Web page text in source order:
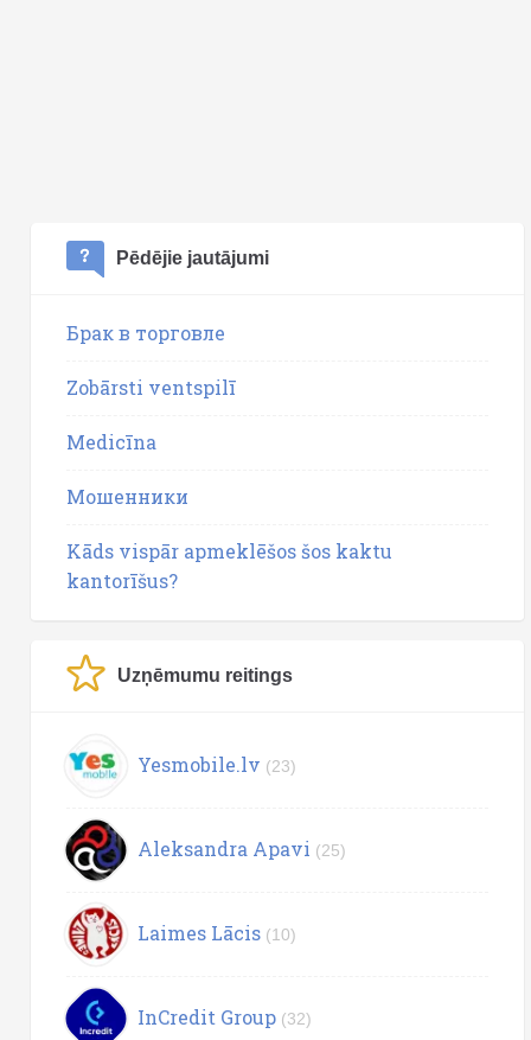
Pēdējie jautājumi
Брак в торговле
Zobārsti ventspilī
Medicīna
Мошенники
Kāds vispār apmeklēšos šos kaktu
kantorīšus?
Uzņēmumu reitings
Yesmobile.lv (23)
Aleksandra Apavi (25)
Laimes Lācis (10)
InCredit Group (32)